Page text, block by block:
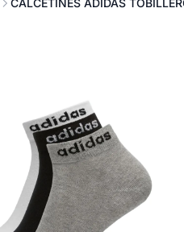
CALCETINES ADIDAS